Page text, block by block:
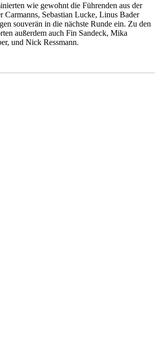
wie gewohnt die Führenden aus der
Carmanns, Sebastian Lucke, Linus Bader
souverän in die nächste Runde ein. Zu den
außerdem auch Fin Sandeck, Mika
und Nick Ressmann.